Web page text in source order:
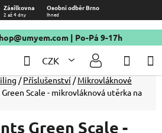
Zásilkovna Osobní odběr Brno
2 až 4 dny Ihned
| Po-Pá 9-17h
CZK
Hledat
/ Příslušenství / Mikrovláknové
Scale - mikrovláknová utěrka na
Green Scale -